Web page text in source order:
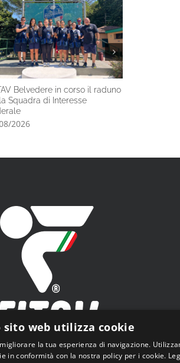
Belvedere in corso il raduno
Squadra di Interesse
2026
Tiro a Volo - Viale Tiziano n.74, 00196
sito web utilizza cookie
la tua esperienza di navigazione.
in conformità con la nostra policy per i cookie.